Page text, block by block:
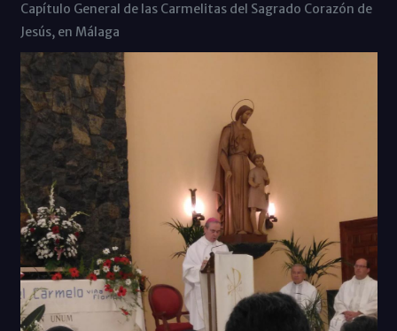
Capítulo General de las Carmelitas del Sagrado Corazón de
Jesús, en Málaga